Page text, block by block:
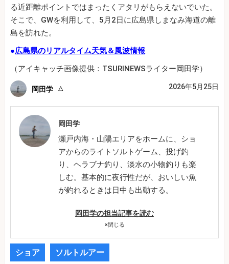
る近距離ポイントではまったくアタリがもらえないでいた。
そこで、GWを利用して、5月2日に広島県しまなみ海道の離
島を訪れた。
●広島県のリアルタイム天気＆風波情報
（アイキャッチ画像提供：TSURINEWSライター岡田学）
岡田学 2026年5月25日
岡田学
瀬戸内海・山陽エリアをホームに、ショ
アからのライトソルトゲーム、投げ釣
り、ヘラブナ釣り、淡水の小物釣りも楽
しむ。基本的に夜行性だが、おいしい魚
が釣れるときは日中も出動する。
岡田学の担当記事を読む
×閉じる
ショア ソルトルアー